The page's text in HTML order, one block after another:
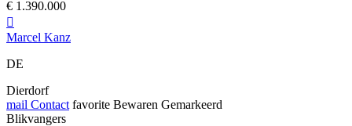
€ 1.390.000

Marcel Kanz
DE
Dierdorf
mail Contact favorite Bewaren Gemarkeerd
Blikvangers